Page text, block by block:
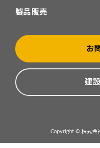
製品販売
お
建
Copyright © 株式会